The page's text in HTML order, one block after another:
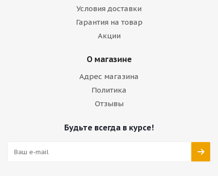
Условия доставки
Гарантия на товар
Акции
О магазине
Адрес магазина
Политика
Отзывы
Будьте всегда в курсе!